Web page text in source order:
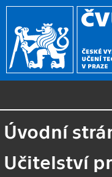
Úvodní
Učitelství